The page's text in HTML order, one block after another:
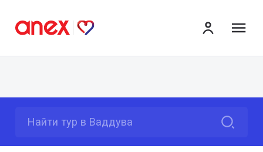
Найти тур в Ваддува